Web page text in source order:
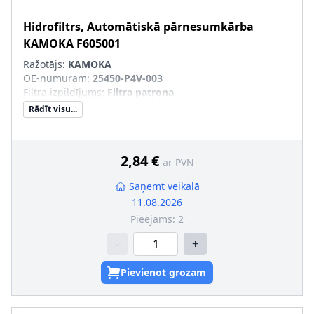
Hidrofiltrs, Automātiskā pārnesumkārba
KAMOKA F605001
Ražotājs: KAMOKA
OE-numuram: 25450-P4V-003
Filtra izpildījums: Filtra patrona
Rādīt visu...
2,84 € ar PVN
Saņemt veikalā
11.08.2026
Pieejams: 2
- +
Pievienot grozam